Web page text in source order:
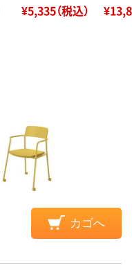
¥5,335（税込）
カゴへ